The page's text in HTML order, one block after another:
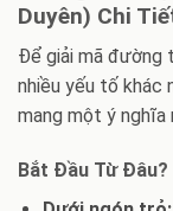
Duyên) Chi
Để giải mã đường
nhiều yếu tố khác
mang một ý nghĩa
Bắt Đầu Từ Đâu?